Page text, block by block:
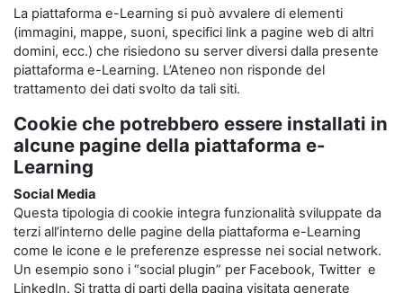
La piattaforma e-Learning si può avvalere di elementi
(immagini, mappe, suoni, specifici link a pagine web di altri
domini, ecc.) che risiedono su server diversi dalla presente
piattaforma e-Learning. L’Ateneo non risponde del
trattamento dei dati svolto da tali siti.
Cookie che potrebbero essere installati in
alcune pagine della piattaforma e-
Learning
Social Media
Questa tipologia di cookie integra funzionalità sviluppate da
terzi all’interno delle pagine della piattaforma e-Learning
come le icone e le preferenze espresse nei social network.
Un esempio sono i “social plugin” per Facebook, Twitter e
LinkedIn. Si tratta di parti della pagina visitata generate